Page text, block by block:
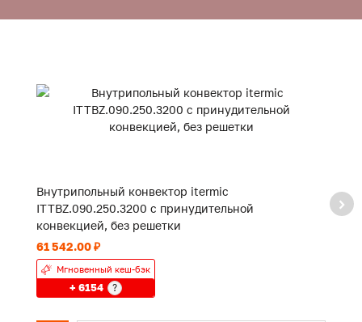
Внутрипольный конвектор itermic
ITTBZ.090.250.3200 с принудительной
конвекцией, без решетки
61 542.00 ₽
Мгновенный кеш-бэк
+ 6154 ?